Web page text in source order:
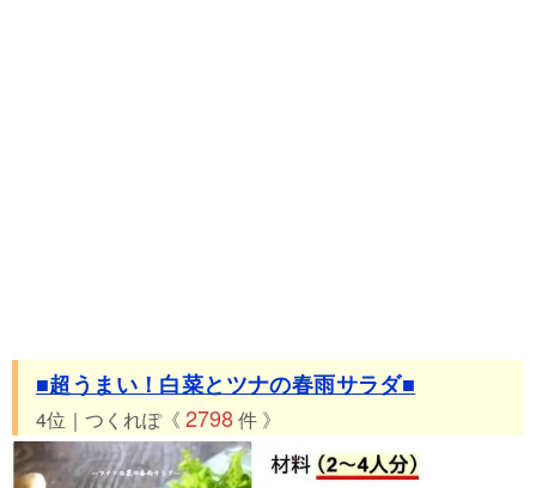
■超うまい！白菜とツナの春雨サラダ■
4位｜つくれぽ《 2798件 》